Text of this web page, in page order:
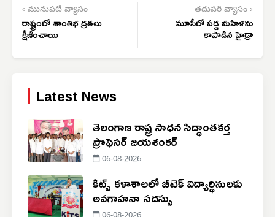
‹ మునుపటి వ్యాసం
రాష్ట్రంలో శాంతిభ ద్రతలు
క్షీణించాయి
తదుపరి వ్యాసం ›
మూసీలో పడ్డ మహిళను
కాపాడిన హైడ్రా
Latest News
తెలంగాణ రాష్ట్ర సాధన సిద్ధాంతకర్త
ప్రొఫెసర్ జయశంకర్
06-08-2026
కిట్స్ కళాశాలలో బీటెక్ విద్యార్థినులకు
అవగాహనా సదస్సు